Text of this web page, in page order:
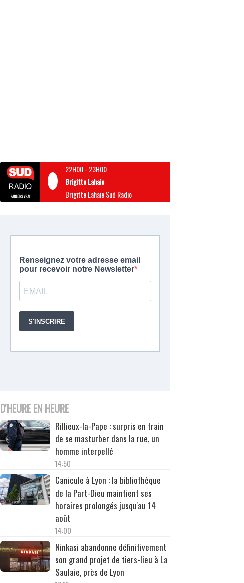
22H00- 23H00
Brigitte Lahaie
Brigitte Lahaie Sud Radio
D'HEURE EN HEURE
Rillieux-la-Pape : surpris en train
de se masturber dans la rue, un
homme interpellé
14:50
Canicule à Lyon : la bibliothèque
de la Part-Dieu maintient ses
horaires prolongés jusqu'au 14
août
14:00
Ninkasi abandonne définitivement
son grand projet de tiers-lieu à La
Saulaie, près de Lyon